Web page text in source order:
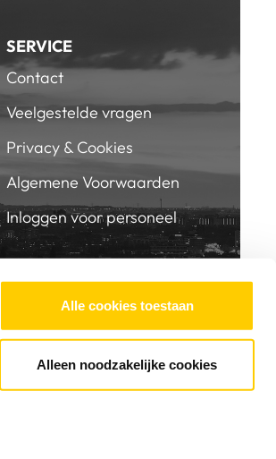
Alle cookies toestaan
Alleen noodzakelijke cookies
SERVICE
Contact
Veelgestelde vragen
Privacy & Cookies
Algemene Voorwaarden
Inloggen voor personeel
SUPPORT ONS